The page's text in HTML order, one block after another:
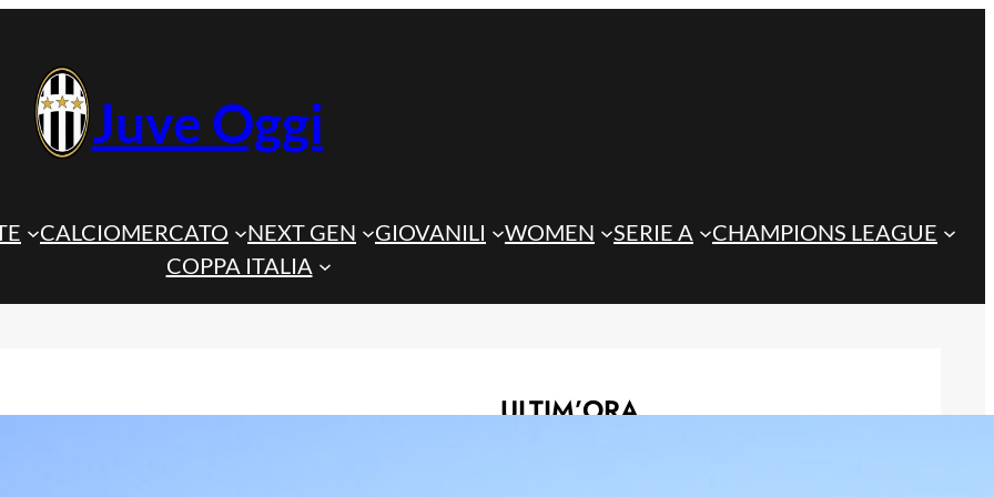
Juve Oggi
CALCIOMERCATO NEXT GEN GIOVANILI WOMEN SERIE A
CHAMPIONS LEAGUE
COPPA ITALIA
ULTIM’ORA